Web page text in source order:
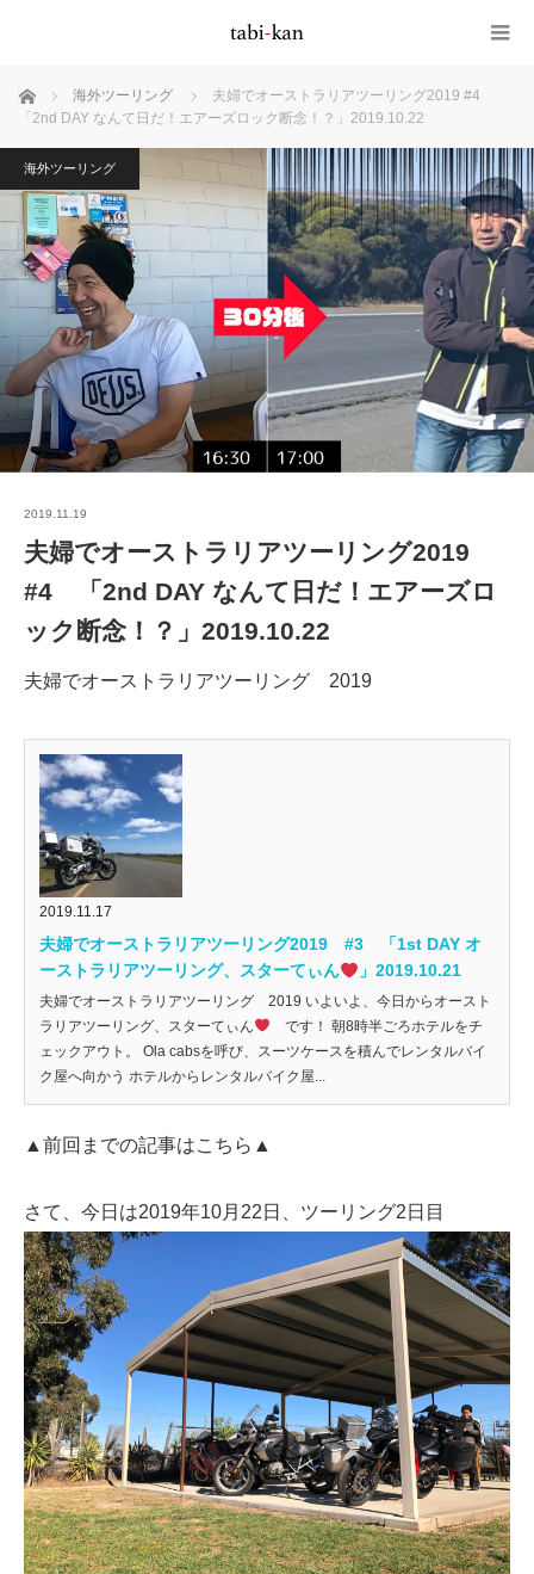
ホーム 海外ツーリング
夫婦でオーストラリアツーリング2019 #4
「2nd DAY なんて日だ！エアーズロック断念！？」2019.10.22
海外ツーリング
2019.11.19
夫婦でオーストラリアツーリング2019
#4 「2nd DAY なんて日だ！エアーズロ
ック断念！？」2019.10.22
夫婦でオーストラリアツーリング 2019
2019.11.17
夫婦でオーストラリアツーリング2019 #3 「1st DAY オ
ーストラリアツーリング、スターてぃん
」2019.10.21
夫婦でオーストラリアツーリング 2019 いよいよ、今日からオースト
ラリアツーリング、スターてぃん
です！ 朝8時半ごろホテルをチ
ェックアウト。 Ola cabsを呼び、スーツケースを積んでレンタルバイ
ク屋へ向かう ホテルからレンタルバイク屋...
▲前回までの記事はこちら▲
さて、今日は2019年10月22日、ツーリング2日目